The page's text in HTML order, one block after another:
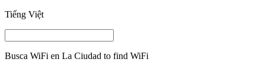
Tiếng Việt
Busca WiFi en La Ciudad to find WiFi